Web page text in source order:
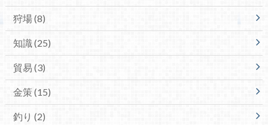
狩場(8)
知識 (25)
貿易 (3)
金策(15)
釣り (2)